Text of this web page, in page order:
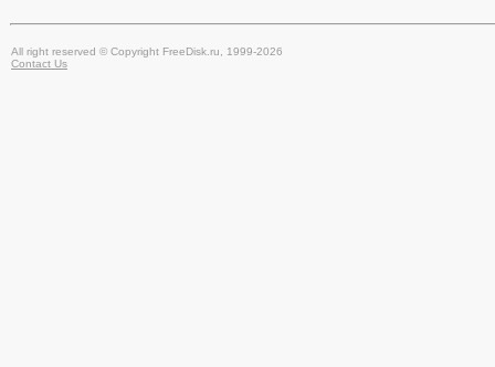
All right reserved © Copyright FreeDisk.ru, 1999-2026
Contact Us